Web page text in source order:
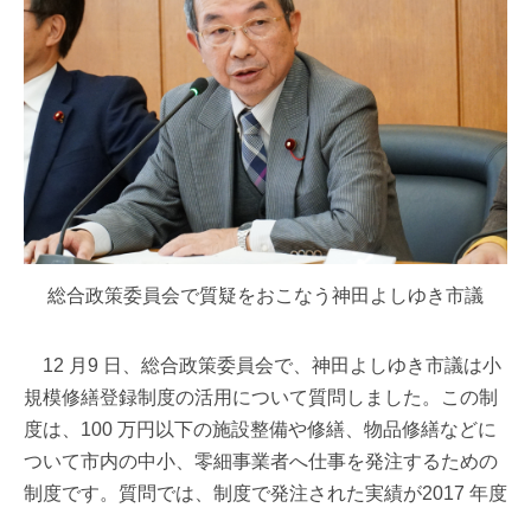
総合政策委員会で質疑をおこなう神田よしゆき市議
12 月9 日、総合政策委員会で、神田よしゆき市議は小
規模修繕登録制度の活用について質問しました。この制
度は、100 万円以下の施設整備や修繕、物品修繕などに
ついて市内の中小、零細事業者へ仕事を発注するための
制度です。質問では、制度で発注された実績が2017 年度